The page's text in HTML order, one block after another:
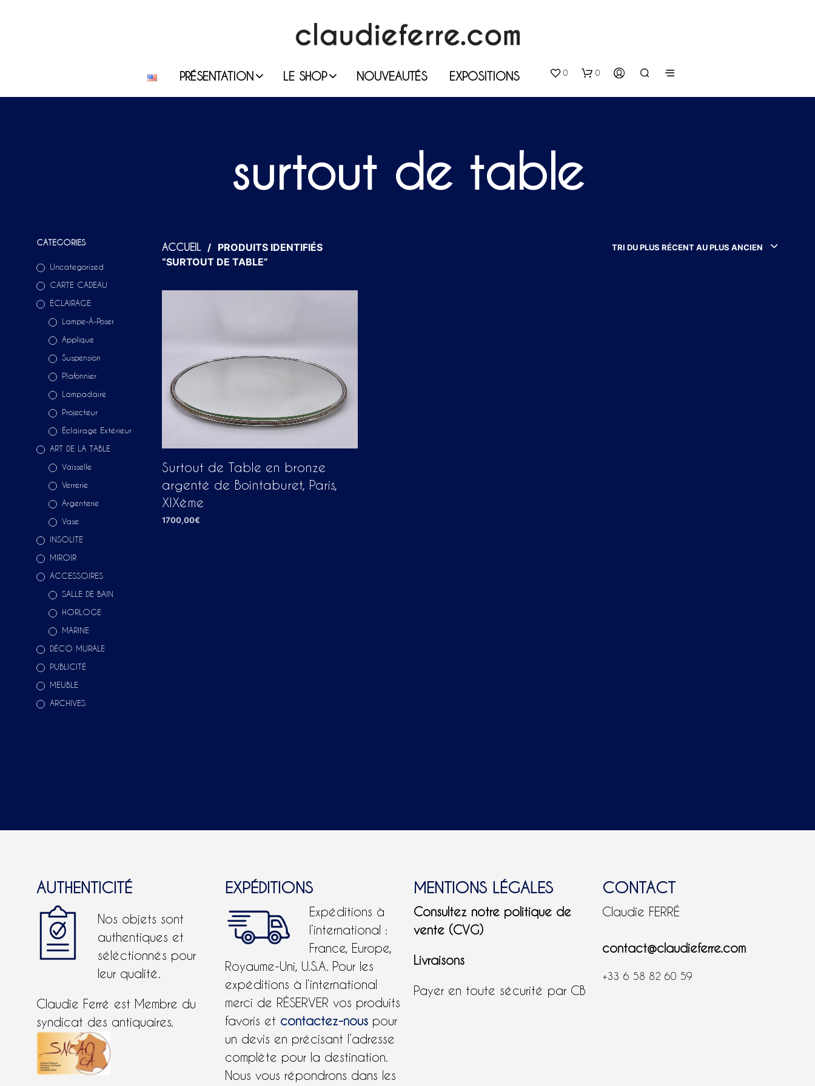
PRÉSENTATION LE SHOP NOUVEAUTÉS EXPOSITIONS 0 0
surtout de table
CATEGORIES
Uncategorized
CARTE CADEAU
ÉCLAIRAGE
Lampe-À-Poser
Applique
Suspension
Plafonnier
Lampadaire
Projecteur
Éclairage Extérieur
ART DE LA TABLE
Vaisselle
Verrerie
Argenterie
Vase
INSOLITE
MIROIR
ACCESSOIRES
SALLE DE BAIN
HORLOGE
MARINE
DÉCO MURALE
PUBLICITÉ
MEUBLE
ARCHIVES
ACCUEIL / PRODUITS IDENTIFIÉS
“SURTOUT DE TABLE”
TRI DU PLUS RÉCENT AU PLUS ANCIEN
Surtout de Table en bronze
argenté de Bointaburet, Paris,
XIXème
1700,00€
AUTHENTICITÉ
Nos objets sont
authentiques et
séléctionnés pour
leur qualité.
Claudie Ferré est Membre du
syndicat des antiquaires.
EXPÉDITIONS
Expéditions à
l’international :
France, Europe,
Royaume-Uni, U.S.A. Pour les
expéditions à l’international
merci de RÉSERVER vos produits
favoris et contactez-nous pour
un devis en précisant l’adresse
complète pour la destination.
Nous vous répondrons dans les
MENTIONS LÉGALES
Consultez notre politique de
vente (CVG)
Livraisons
Payer en toute sécurité par CB
CONTACT
Claudie FERRÉ
contact@claudieferre.com
+33 6 58 82 60 59